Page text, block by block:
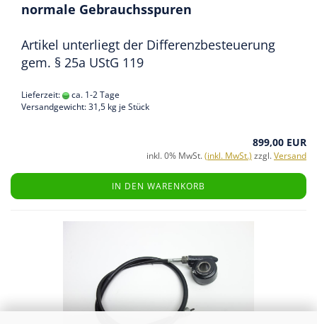
normale Gebrauchsspuren
Artikel unterliegt der Differenzbesteuerung
gem. § 25a UStG 119
Lieferzeit:
ca. 1-2 Tage
Versandgewicht:31,5 kg je Stück
899,00 EUR
inkl. 0% MwSt.(inkl. MwSt.) zzgl.Versand
IN DEN WARENKORB